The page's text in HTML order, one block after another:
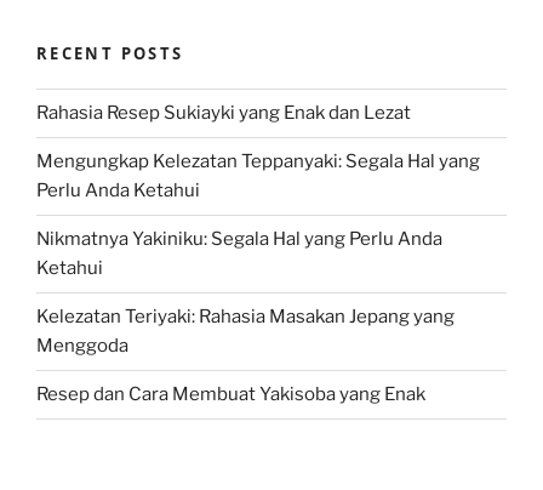
RECENT POSTS
Rahasia Resep Sukiayki yang Enak dan Lezat
Mengungkap Kelezatan Teppanyaki: Segala Hal yang
Perlu Anda Ketahui
Nikmatnya Yakiniku: Segala Hal yang Perlu Anda
Ketahui
Kelezatan Teriyaki: Rahasia Masakan Jepang yang
Menggoda
Resep dan Cara Membuat Yakisoba yang Enak